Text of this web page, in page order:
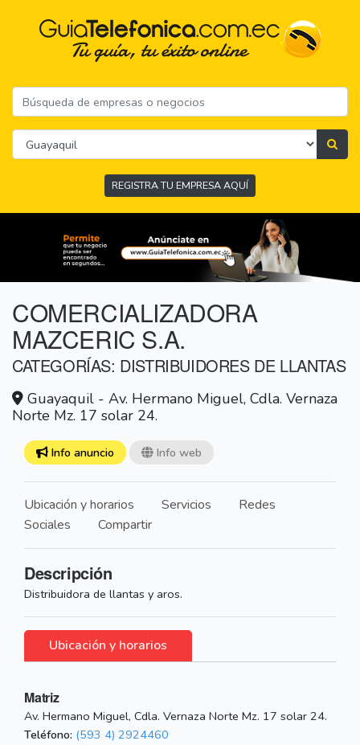
REGISTRA TU EMPRESA AQUÍ
COMERCIALIZADORA
MAZCERIC S.A.
CATEGORÍAS: DISTRIBUIDORES DE LLANTAS
Guayaquil - Av. Hermano Miguel, Cdla. Vernaza
Norte Mz. 17 solar 24.
Info anuncio Info web
Ubicación y horarios Servicios
Redes
Sociales
Compartir
Descripción
Distribuidora de llantas y aros.
Ubicación y horarios
Matriz
Av. Hermano Miguel, Cdla. Vernaza Norte Mz. 17 solar 24.
Teléfono: (593 4) 2924460